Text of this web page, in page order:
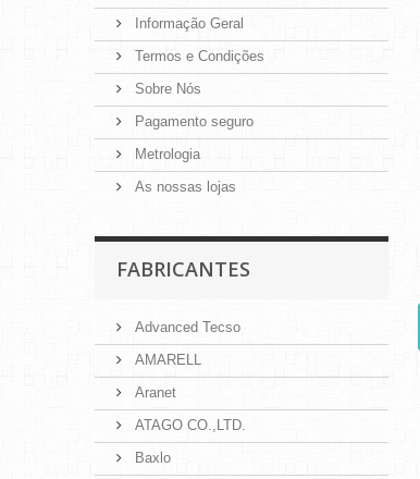
Informação Geral
Termos e Condições
Sobre Nós
Pagamento seguro
Metrologia
As nossas lojas
FABRICANTES
Advanced Tecso
AMARELL
Aranet
ATAGO CO.,LTD.
Baxlo